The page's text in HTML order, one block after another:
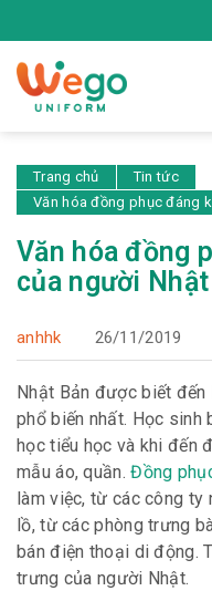
Trang chủ
Tin tức
Văn hóa đồng phục đáng
Văn hóa đồng
của người Nhật
anhhk 26/11/2019
Nhật Bản được biết
phổ biến nhất. Học
học tiểu học và khi đến
mẫu áo, quần.Đồng
làm việc, từ các công ty
lồ, từ các phòng trưng
bán điện thoại di động.
trưng của người Nhật.